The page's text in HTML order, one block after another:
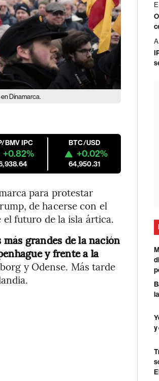
Dinamarca.
BMV IPC
+0.82%
BTC/USD
+0.02%
64,950.31
para protestar
de hacerse con el
futuro de la isla ártica.
grandes de la nación
y frente a la
y Odense. Más tarde
y